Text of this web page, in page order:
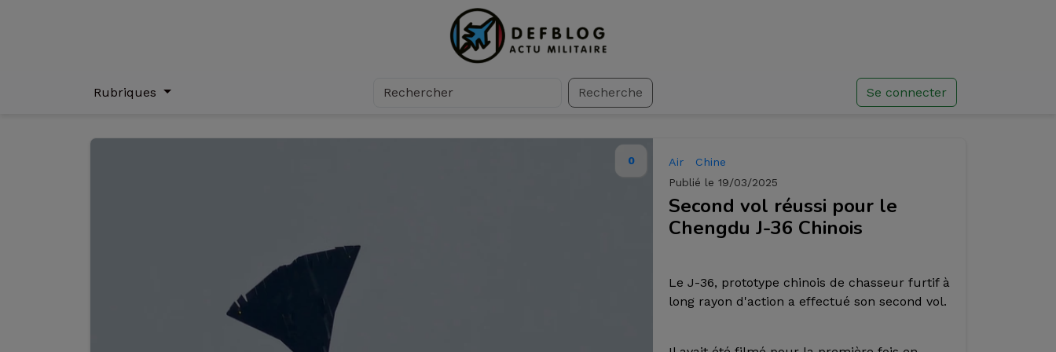
Rubriques Recherche Se connecter
0 Air
Chine
Publié le 19/03/2025
Second vol réussi pour le
Chengdu J-36 Chinois
Le J-36, prototype chinois de chasseur furtif à
long rayon d'action a effectué son second vol.